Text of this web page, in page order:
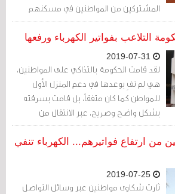
المشتركين من المواطنين في مسكنهم
الأول (حساب واحد) والأفراد والمؤسسات،
وذلك للتأكد من عدم وجود خلل بما في ذلك
النواحي الفنية والتقنية والإجرائية
التلاعب بفواتير الكهرباء ورفعها
لقد قامت الحكومة بالتذاكي على المواطنين،
هي لم تفِ بوعدها في دعم المنزل الأول
للمواطن كما كان متفقاً، بل قامت بسرقته
بشكل واضح وصريح، عبر الانتقال من
احتساب الفاتورة بشكل شهري إلى احتسابها
بشكل يومي، وهو ما أدى لارتفاع فواتير
من ارتفاع فواتيرهم... الكهرباء تنفي
ثارت شكاوى مواطنين عبر وسائل التواصل